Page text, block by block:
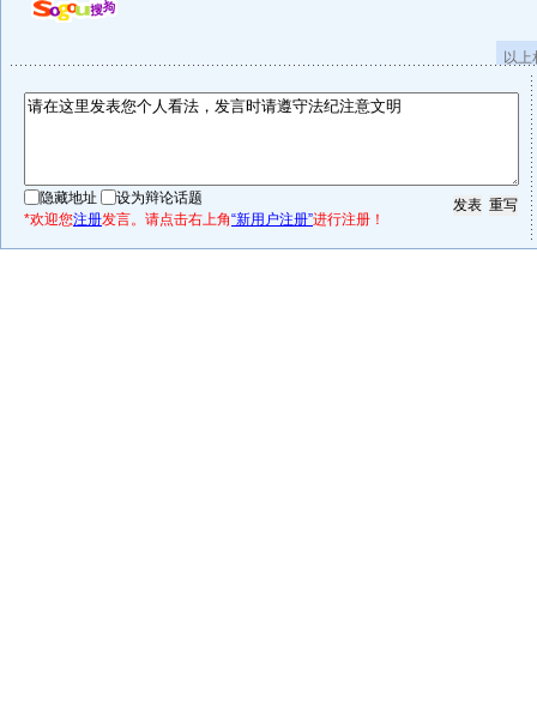
以
隐藏地址
设为辩论话题
*欢迎您注册发言。请点击右上角“新用户注册”进行注册！